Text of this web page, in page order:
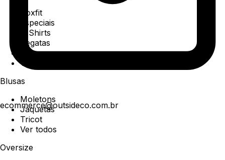
ecommerce@outsideco.com.br
Boxfit
Especiais
T-Shirts
Regatas
Polo
Ver todos
Blusas
Moletons
Jaquetas
Tricot
Ver todos
Oversize